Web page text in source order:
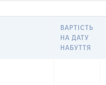
ВАРТІСТЬ
НА ДАТУ
НАБУТТЯ